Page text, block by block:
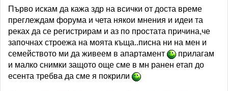
Първо искам да кажа здр на всички от доста време
преглеждам форума и чета някои мнения и идеи та
реках да се регистрирам и аз по простата причина,че
започнах строежа на моята къща..писна ни на мен и
семейството ми да живеем в апартамент
прилагам
и малко снимки защото още сме в мн ранен етап до
есента требва да сме я покрили